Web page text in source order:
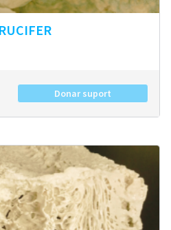
Donar suport